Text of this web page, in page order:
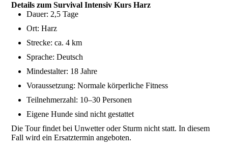
Details zum Survival Intensiv Kurs Harz
Dauer: 2,5 Tage
Ort: Harz
Strecke: ca. 4 km
Sprache: Deutsch
Mindestalter: 18 Jahre
Voraussetzung: Normale körperliche Fitness
Teilnehmerzahl: 10–30 Personen
Eigene Hunde sind nicht gestattet
Die Tour findet bei Unwetter oder Sturm nicht statt. In diesem
Fall wird ein Ersatztermin angeboten.